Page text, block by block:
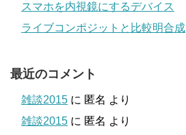
スマホを内視鏡にするデバイス
ライブコンポジットと比較明合成
最近のコメント
雑談2015 に 匿名 より
雑談2015 に 匿名 より